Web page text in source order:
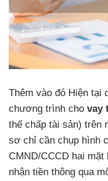
Thêm vào đó Hiện tại
chương trình cho vay
thế chấp tài sản) trên
sơ chỉ cần chụp hình
CMND/CCCD hai
nhận tiền thông qua